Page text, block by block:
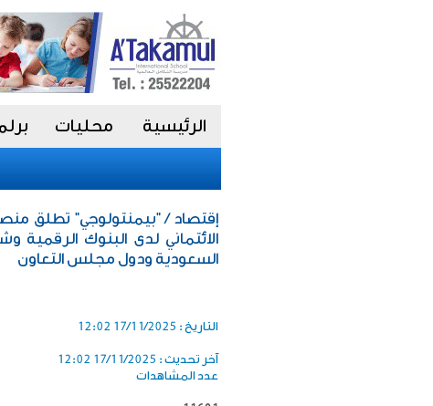
الرئيسية محليات
إقتصاد / "بيمنتولوجي" تطلق
الائتماني لدى البنوك الرقمية
السعودية ودول مجلس التعاون
التاريخ : 17/11/2025 12:02
آخر تحديث : 17/11/2025 12:02
عدد المشاهدات